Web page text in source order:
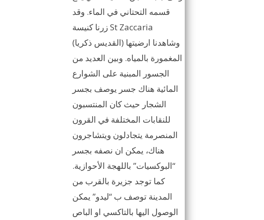
قسمه التحتاني في الماء. وقد
زرنا كنيسة St Zaccaria
(القديس ذكريا) وشاهدنا ارضيتها
المغمورة بالمياه. وبين العديد من
الجسور المبنية على الشوارع
المائية هناك جسر يوصف بجسر
الشجار حيث كان المنتسبون
للنقابات المختلفة في القرون
المنصرمة يتجادلون ويتشاجرون
هناك، يمكن ان نصفه بجسر
“البوكسيات” باللهجة الأحوازية.
كما توجد جزيرة بالقرب من
المدينة توصف ب “ليدو” يمكن
الوصول اليها بالتاكسي او الباص